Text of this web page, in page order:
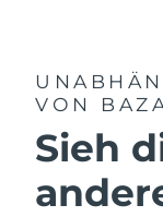
VON
Sieh